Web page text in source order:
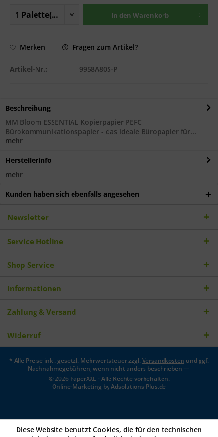
In den Warenkorb
Merken Fragen zum Artikel?
Artikel-Nr.: 9958A80S-P
Beschreibung
MM Bloom ESSENTIAL Kopierpapier PEFC
Bürokommunikationspapier - das ideale Büropapier für...
mehr
Herstellerinfo
mehr
Kunden haben sich ebenfalls angesehen
Newsletter
Service Hotline
Shop Service
Informationen
Zahlung & Versand
Widerruf
* Alle Preise inkl. gesetzl. Mehrwertsteuer zzgl.Versandkosten und ggf.
Nachnahmegebühren, wenn nicht anders beschrieben —
© 2026 PaperXXL - Alle Rechte vorbehalten.
Online-Marketing byAdsolutions-Plus.de
Diese Website benutzt Cookies, die für den technischen